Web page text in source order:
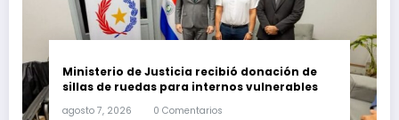
Ministerio de Justicia recibió donación de
sillas de ruedas para internos vulnerables
agosto 7, 2026 0 Comentarios